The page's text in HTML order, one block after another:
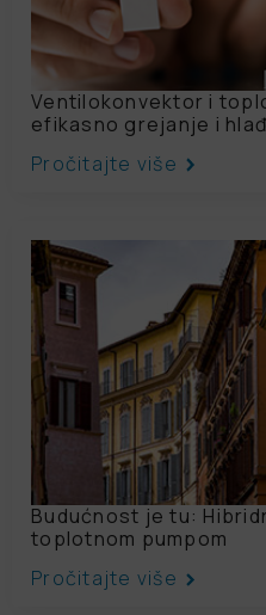
Ventilokonvektor i
efikasno grejanje i
Pročitajte više
Budućnost je tu:
toplotnom pumpom
Pročitajte više